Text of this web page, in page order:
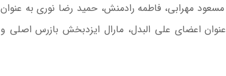
مهرابی، فاطمه رادمنش، حمید رضا نوری به عنوان
اعضای علی البدل، مارال ایزدبخش بازرس اصلی و